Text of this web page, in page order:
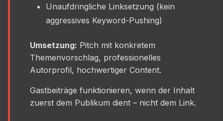
Unaufdringliche Linksetzung (kein
aggressives Keyword-Pushing)
Umsetzung: Pitch mit konkretem
Themenvorschlag, professionelles
Autorprofil, hochwertiger Content.
Gastbeiträge funktionieren, wenn der Inhalt
zuerst dem Publikum dient – nicht dem Link.